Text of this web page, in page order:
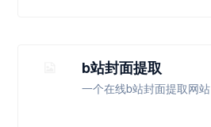
b站封面提取
一个在线b站封面提取网站